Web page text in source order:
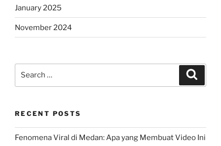
January 2025
November 2024
RECENT POSTS
Fenomena Viral di Medan: Apa yang Membuat Video Ini